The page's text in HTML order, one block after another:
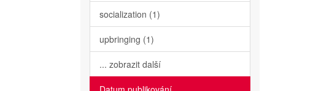
socialization (1)
upbringing (1)
... zobrazit další